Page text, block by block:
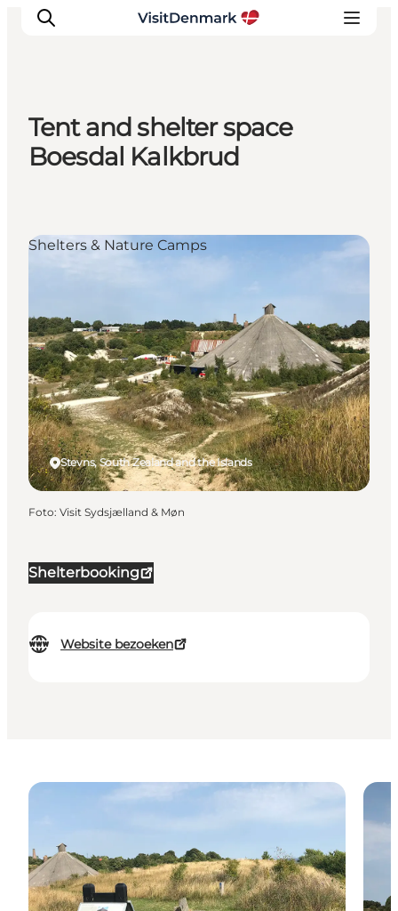
Inspiratie
Plan je reis
Tent and shelter space
Boesdal Kalkbrud
Shelterbooking
Website bezoeken
Stevns, South Zealand and the Islands
Shelters & Nature Camps
Foto: Visit Sydsjælland & Møn